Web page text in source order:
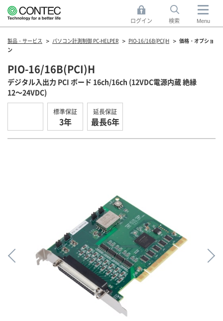
ログイン 検索 Menu
製品・サービス パソコン計測制御 PC-HELPER PIO-16/16B(PCI)H
価格・オプショ
ン
PIO-16/16B(PCI)H
デジタル入出力 PCI ボード 16ch/16ch (12VDC電源内蔵 絶縁
12～24VDC)
標準保証
3年
延長保証
最長6年